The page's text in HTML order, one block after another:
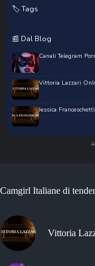
🏷️ Tags
📰 Dal Blog
Canali Telegram
Vittoria Lazzari
Jessica
Camgirl Italiane di
Vittoria